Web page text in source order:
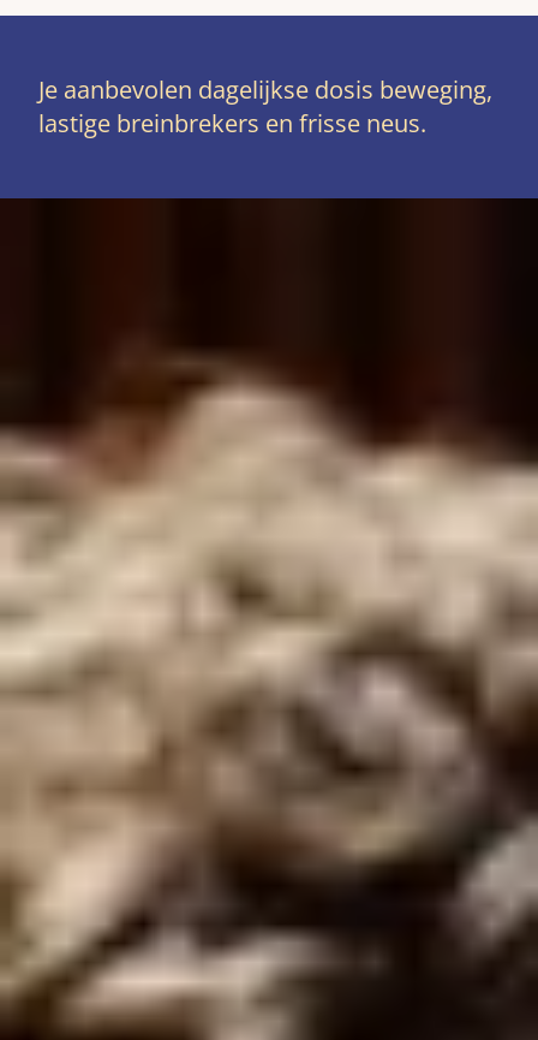
Je aanbevolen dagelijkse dosis beweging,
lastige breinbrekers en frisse neus.